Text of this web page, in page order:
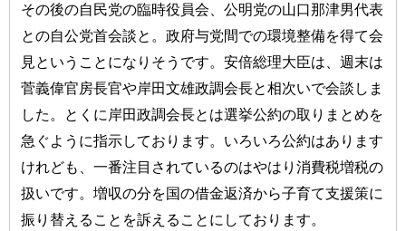
その後の自民党の臨時役員会、公明党の山口那津男代表
との自公党首会談と。政府与党間での環境整備を得て会
見ということになりそうです。安倍総理大臣は、週末は
菅義偉官房長官や岸田文雄政調会長と相次いで会談しま
した。とくに岸田政調会長とは選挙公約の取りまとめを
急ぐように指示しております。いろいろ公約はあります
けれども、一番注目されているのはやはり消費税増税の
扱いです。増収の分を国の借金返済から子育て支援策に
振り替えることを訴えることにしております。